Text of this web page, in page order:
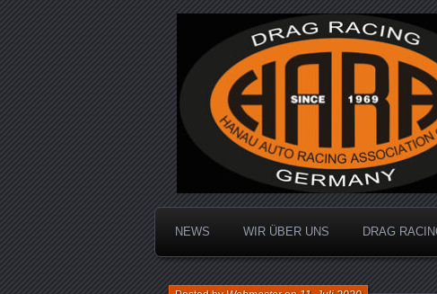
Hanau Auto
Dragracing auf der 1/4 Meile
NEWS WIR ÜBER UNS DRAG